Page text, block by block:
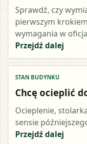
Sprawdź, czy
pierwszym
wymagania w
Przejdź dalej
STAN BUDYNKU
Chcę ocieplić
Ocieplenie,
sensie
Przejdź dalej